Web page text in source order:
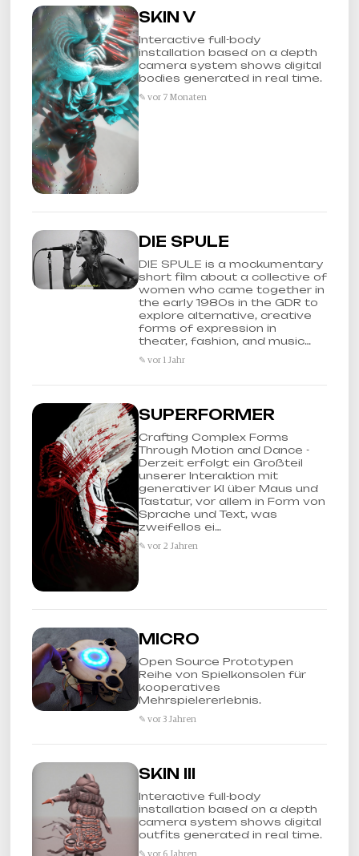
SKIN V
Interactive full-body
installation based on a depth
camera system shows digital
bodies generated in real time.
✎ vor 7 Monaten
DIE SPULE
DIE SPULE is a mockumentary
short film about a collective of
women who came together in
the early 1980s in the GDR to
explore alternative, creative
forms of expression in
theater, fashion, and music…
✎ vor 1 Jahr
SUPERFORMER
Crafting Complex Forms
Through Motion and Dance -
Derzeit erfolgt ein Großteil
unserer Interaktion mit
generativer KI über Maus und
Tastatur, vor allem in Form von
Sprache und Text, was
zweifellos ei…
✎ vor 2 Jahren
MICRO
Open Source Prototypen
Reihe von Spielkonsolen für
kooperatives
Mehrspielererlebnis.
✎ vor 3 Jahren
SKIN III
Interactive full-body
installation based on a depth
camera system shows digital
outfits generated in real time.
✎ vor 6 Jahren